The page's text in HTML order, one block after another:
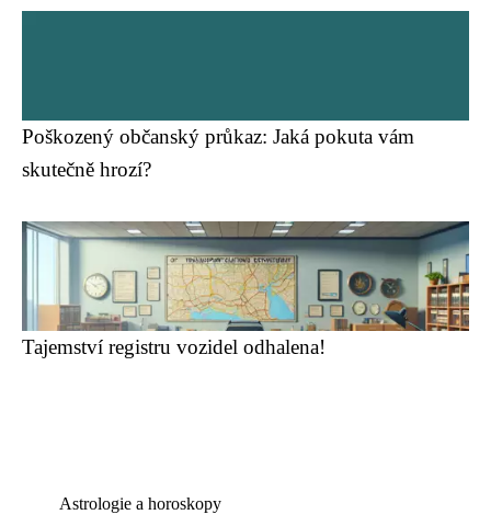
Poškozený občanský průkaz: Jaká pokuta vám
skutečně hrozí?
Tajemství registru vozidel odhalena!
Astrologie a horoskopy